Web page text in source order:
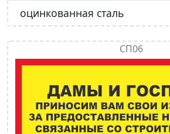
оцинкованная сталь
СП06